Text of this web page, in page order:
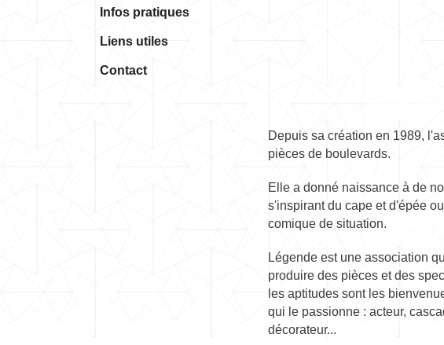
Infos pratiques
Liens utiles
Contact
Depuis sa création en 1989,
pièces de boulevards.
Elle a donné naissance à de
s'inspirant du cape et d'épée
comique de situation.
Légende est une association
produire des pièces et des
les aptitudes sont les
qui le passionne : acteur,
décorateur...